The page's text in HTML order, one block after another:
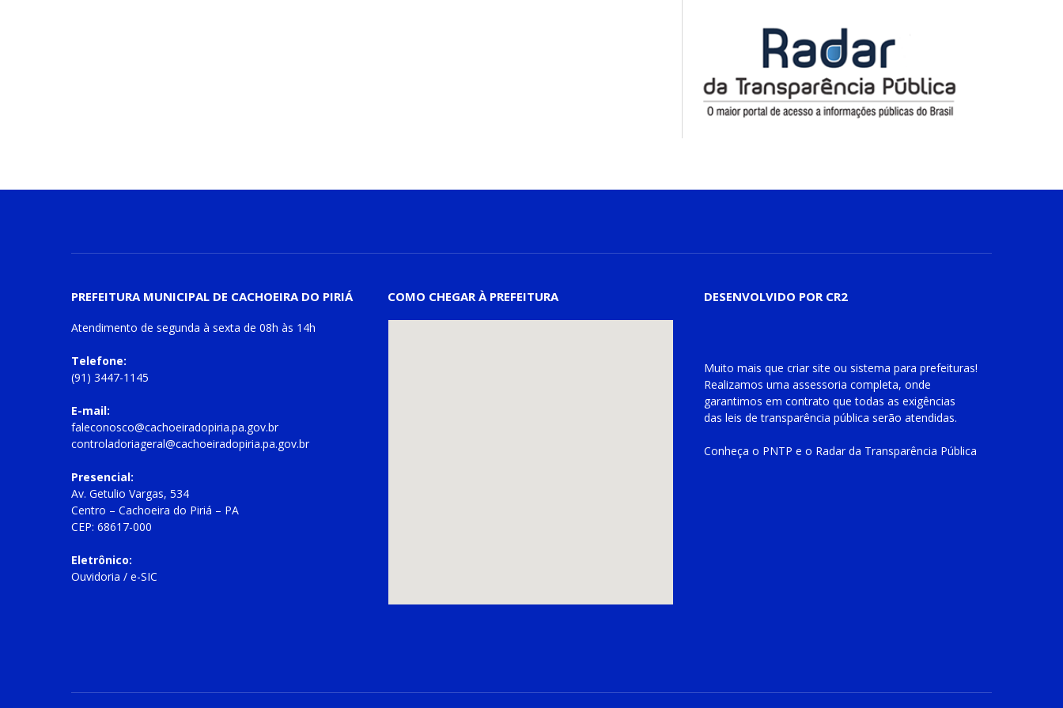
PREFEITURA MUNICIPAL DE CACHOEIRA DO PIRIÁ
Atendimento de segunda à sexta de 08h às 14h
Telefone:
(91) 3447-1145
E-mail:
faleconosco@cachoeiradopiria.pa.gov.br
controladoriageral@cachoeiradopiria.pa.gov.br
Presencial:
Av. Getulio Vargas, 534
Centro – Cachoeira do Piriá – PA
CEP: 68617-000
Eletrônico:
Ouvidoria / e-SIC
COMO CHEGAR À PREFEITURA DESENVOLVIDO POR CR2
Muito mais que criar site ou sistema para prefeituras!
Realizamos uma assessoria completa, onde
garantimos em contrato que todas as exigências
das leis de transparência pública serão atendidas.
Conheça o PNTP e o Radar da Transparência Pública